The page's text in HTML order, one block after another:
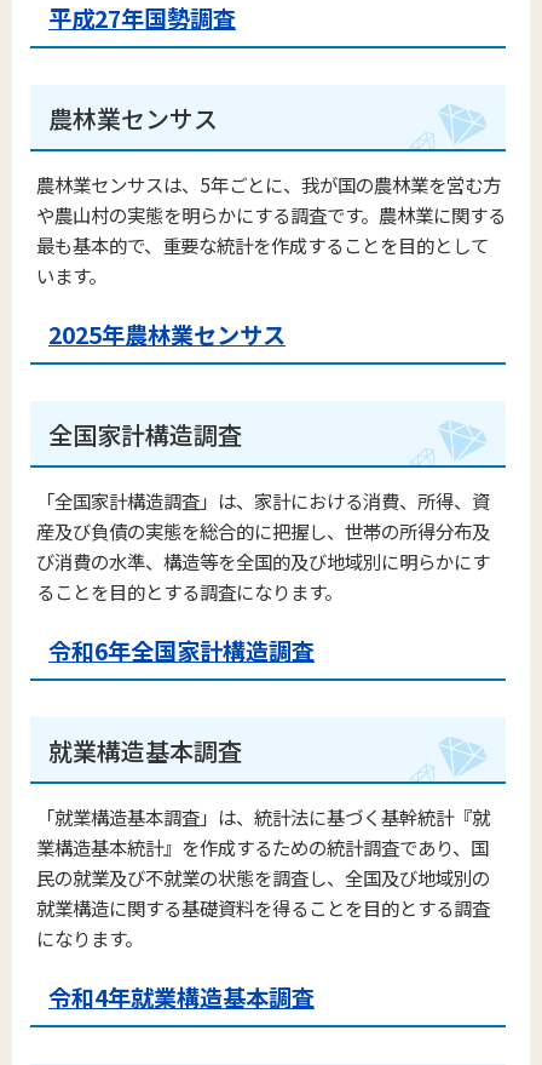
平成27年国勢調査
農林業センサス
農林業センサスは、5年ごとに、我が国の農林業を営む方
や農山村の実態を明らかにする調査です。農林業に関する
最も基本的で、重要な統計を作成することを目的として
います。
2025年農林業センサス
全国家計構造調査
「全国家計構造調査」は、家計における消費、所得、資
産及び負債の実態を総合的に把握し、世帯の所得分布及
び消費の水準、構造等を全国的及び地域別に明らかにす
ることを目的とする調査になります。
令和6年全国家計構造調査
就業構造基本調査
「就業構造基本調査」は、統計法に基づく基幹統計『就
業構造基本統計』を作成するための統計調査であり、国
民の就業及び不就業の状態を調査し、全国及び地域別の
就業構造に関する基礎資料を得ることを目的とする調査
になります。
令和4年就業構造基本調査